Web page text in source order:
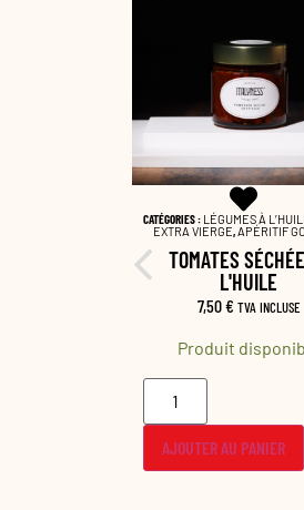
CATÉGORIES : LÉGUMES À
EXTRA VIERGE,APÉRITIF
TOMATES
L'HUILE
7,50€ TVA INCLUSE
Produit
AJOUTER AU PANIER